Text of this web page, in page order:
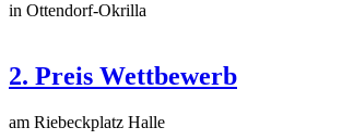
in Ottendorf-Okrilla
2. Preis Wettbewerb
am Riebeckplatz Halle